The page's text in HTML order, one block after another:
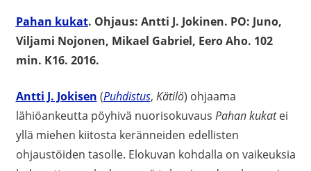
Pahan kukat. Ohjaus: Antti J. Jokinen. PO: Juno,
Viljami Nojonen, Mikael Gabriel, Eero Aho. 102
min. K16. 2016.
Antti J. Jokisen (Puhdistus, Kätilö) ohjaama
lähiöankeutta pöyhivä nuorisokuvaus Pahan kukatei
yllä miehen kiitosta keränneiden edellisten
ohjaustöiden tasolle. Elokuvan kohdalla on vaikeuksia